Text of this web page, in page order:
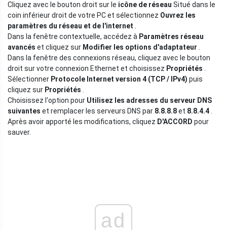
Cliquez avec le bouton droit sur le icône de réseau Situé dans le
coin inférieur droit de votre PC et sélectionnez Ouvrez les
paramètres du réseau et de l'internet
Dans la fenêtre contextuelle, accédez à Paramètres réseau
avancés et cliquez sur Modifier les options d'adaptateur
Dans la fenêtre des connexions réseau, cliquez avec le bouton
droit sur votre connexion Ethernet et choisissez Propriétés
Sélectionner Protocole Internet version 4 (TCP / IPv4) puis
cliquez sur Propriétés
Choisissez l'option pour Utilisez les adresses du serveur DNS
suivantes et remplacer les serveurs DNS par 8.8.8.8et 8.8.4.4
Après avoir apporté les modifications, cliquez D'ACCORD pour
sauver.
ad